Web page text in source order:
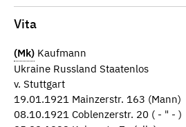
Vita
(Mk) Kaufmann
Ukraine Russland Staatenlos
v. Stuttgart
19.01.1921 Mainzerstr. 163 (Mann)
08.10.1921 Coblenzerstr. 20 ( - " - )